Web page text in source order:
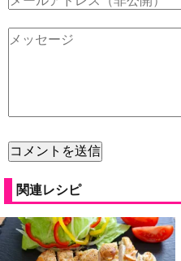
関連レシピ